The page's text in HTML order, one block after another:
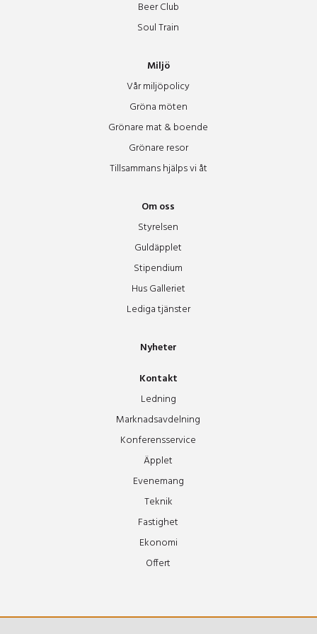
Peterson Berger SalenBeer Club
Soul Train
Miljö
Vår miljöpolicy
Gröna möten
Grönare mat & boende
Grönare resor
Tillsammans hjälps vi åt
Om oss
Styrelsen
Guldäpplet
Stipendium
Hus Galleriet
Lediga tjänster
Nyheter
Kontakt
Ledning
Marknadsavdelning
Konferensservice
Äpplet
Evenemang
Teknik
Fastighet
Ekonomi
Offert